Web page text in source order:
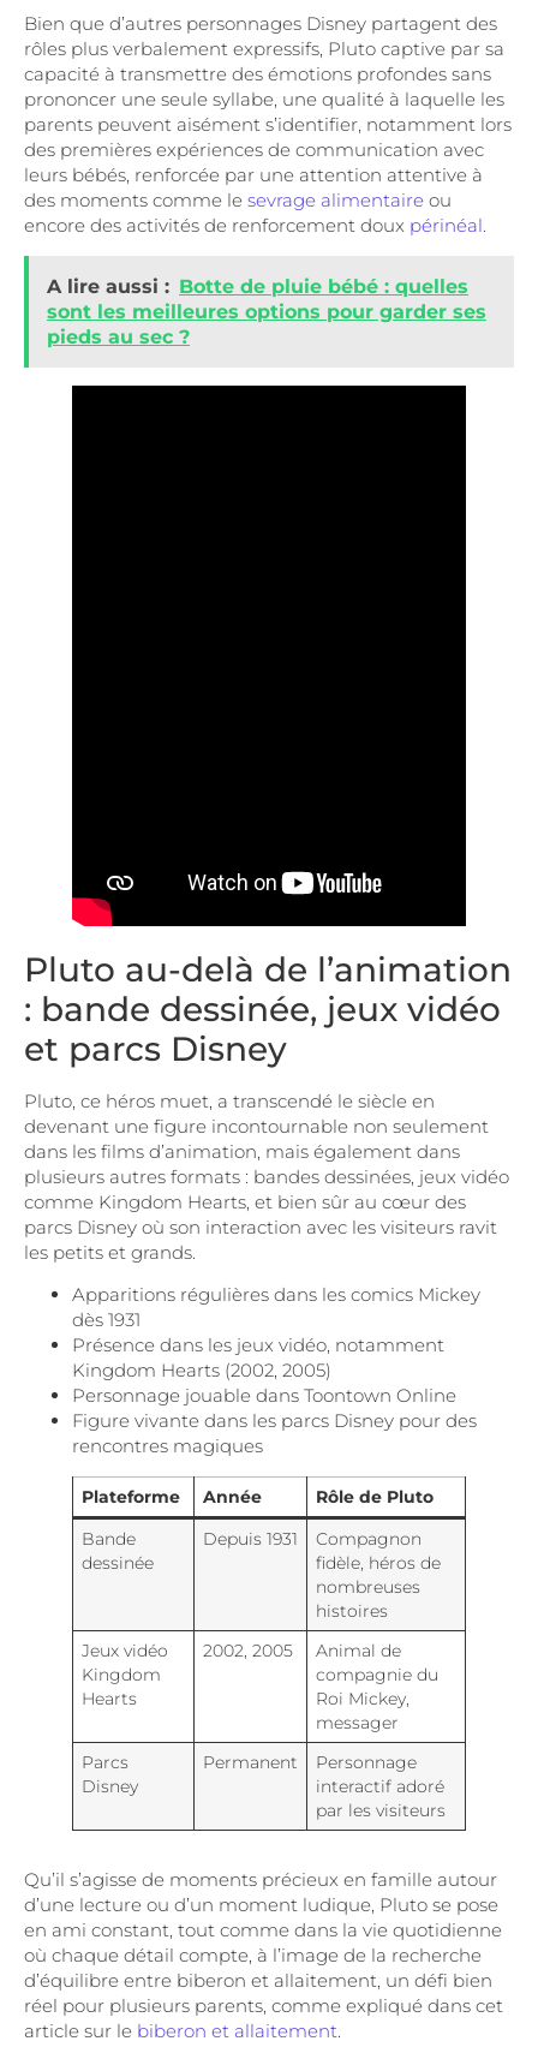
Bien que d’autres personnages Disney partagent des
rôles plus verbalement expressifs, Pluto captive par sa
capacité à transmettre des émotions profondes sans
prononcer une seule syllabe, une qualité à laquelle les
parents peuvent aisément s’identifier, notamment lors
des premières expériences de communication avec
leurs bébés, renforcée par une attention attentive à
des moments comme le sevrage alimentaire ou
encore des activités de renforcement doux périnéal.
A lire aussi : Botte de pluie bébé : quelles
sont les meilleures options pour garder ses
pieds au sec ?
Pluto au-delà de l’animation
: bande dessinée, jeux vidéo
et parcs Disney
Pluto, ce héros muet, a transcendé le siècle en
devenant une figure incontournable non seulement
dans les films d’animation, mais également dans
plusieurs autres formats : bandes dessinées, jeux vidéo
comme Kingdom Hearts, et bien sûr au cœur des
parcs Disney où son interaction avec les visiteurs ravit
les petits et grands.
Apparitions régulières dans les comics Mickey
dès 1931
Présence dans les jeux vidéo, notamment
Kingdom Hearts (2002, 2005)
Personnage jouable dans Toontown Online
Figure vivante dans les parcs Disney pour des
rencontres magiques
Plateforme Année Rôle de Pluto
Bande
dessinée
Depuis 1931
Compagnon
fidèle, héros de
nombreuses
histoires
Jeux vidéo
Kingdom
Hearts
2002, 2005
Animal de
compagnie du
Roi Mickey,
messager
Parcs
Disney
Permanent
Personnage
interactif adoré
par les visiteurs
Qu’il s’agisse de moments précieux en famille autour
d’une lecture ou d’un moment ludique, Pluto se pose
en ami constant, tout comme dans la vie quotidienne
où chaque détail compte, à l’image de la recherche
d’équilibre entre biberon et allaitement, un défi bien
réel pour plusieurs parents, comme expliqué dans cet
article sur le biberon et allaitement.